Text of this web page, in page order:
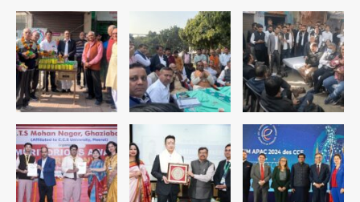
1
Baramati Airport Plane Crash:
रनवे पर ट्रेनी विमान क्रैश, जांच शुरू
Avinash Kumar
2
पुणे में प्रशिक्षण विमान हादसे का शिकार, कोई
हताहत नहीं
Team JHJ
Greater Noida Gas
Connection Fraud: बुजुर्ग से वीडियो